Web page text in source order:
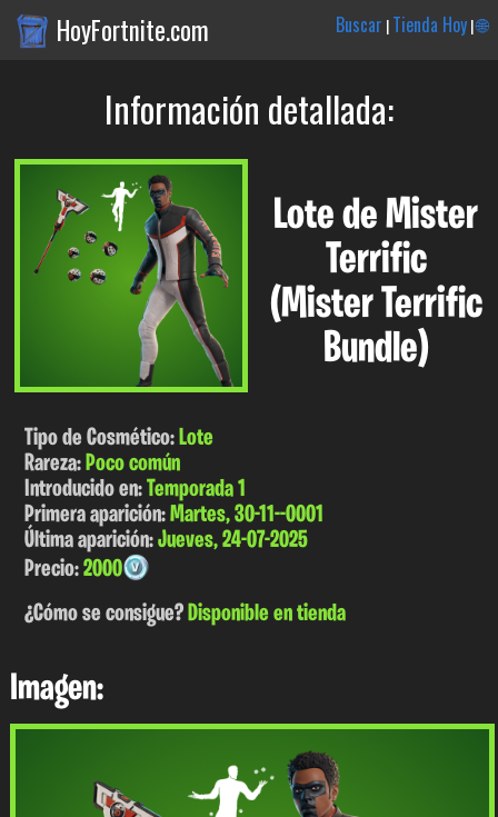
HoyFortnite.com Buscar |Tienda Hoy|🌐
Información detallada:
Lote de Mister
Terrific
(Mister Terrific
Bundle)
Tipo de Cosmético:Lote
Rareza:Poco común
Introducido en:Temporada 1
Primera aparición:Martes, 30-11--0001
Última aparición:Jueves, 24-07-2025
Precio:2000
¿Cómo se consigue?Disponible en tienda
Imagen: